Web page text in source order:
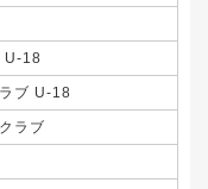
U-18
ブ U-18
ラブ